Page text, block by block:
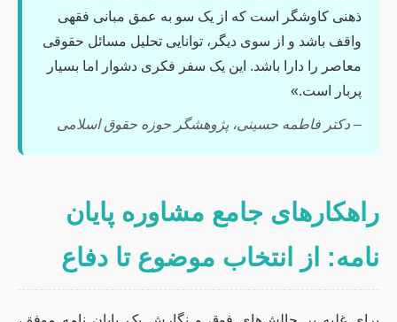
ذهنی کاوشگر است که از یک سو به عمق مبانی فقهی
واقف باشد و از سوی دیگر، توانایی تحلیل مسائل حقوقی
معاصر را دارا باشد. این یک سفر فکری دشوار اما بسیار
پربار است.»
– دکتر فاطمه حسینی، پژوهشگر حوزه حقوق اسلامی
راهکارهای جامع مشاوره پایان
نامه: از انتخاب موضوع تا دفاع